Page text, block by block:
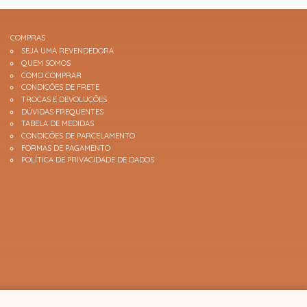
COMPRAS
SEJA UMA REVENDEDORA
QUEM SOMOS
COMO COMPRAR
CONDIÇÕES DE FRETE
TROCAS E DEVOLUÇÕES
DÚVIDAS FREQUENTES
TABELA DE MEDIDAS
CONDIÇÕES DE PARCELAMENTO
FORMAS DE PAGAMENTO
POLÍTICA DE PRIVACIDADE DE DADOS